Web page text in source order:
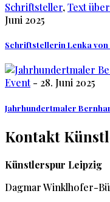
Schriftsteller,Text
Juni 2025
Schriftstellerin Lenka
Event- 28. Juni 2025
Jahrhundertmaler
Kontakt
Künstlerspur Leipzig
Dagmar Winklhofer-